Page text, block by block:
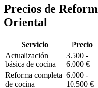
Precios de
Oriental
Servicio Precio
Actualización
básica de cocina
3.500 -
6.000 €
Reforma completa
de cocina
6.000 -
10.500 €